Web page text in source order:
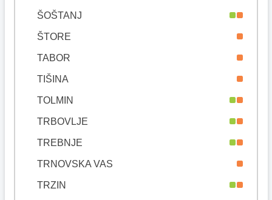
ŠOŠTANJ
ŠTORE
TABOR
TIŠINA
TOLMIN
TRBOVLJE
TREBNJE
TRNOVSKA VAS
TRZIN